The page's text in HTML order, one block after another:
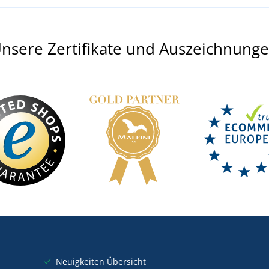
Zertifikate und
Neuigkeiten Übersicht